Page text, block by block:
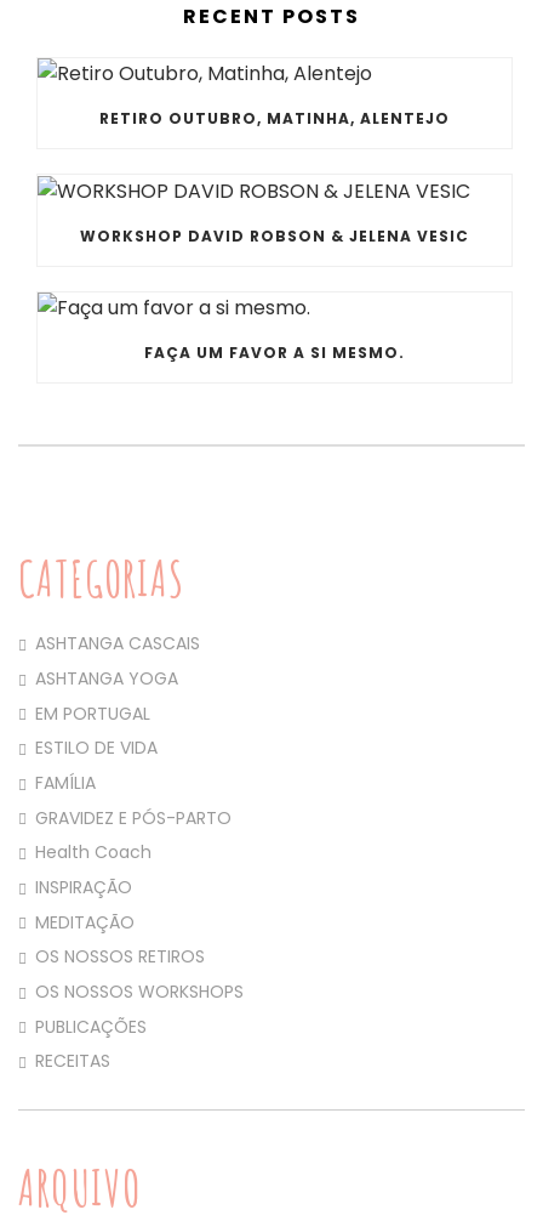
RECENT POSTS
RETIRO OUTUBRO, MATINHA, ALENTEJO
WORKSHOP DAVID ROBSON & JELENA VESIC
FAÇA UM FAVOR A SI MESMO.
CATEGORIAS
ASHTANGA CASCAIS
ASHTANGA YOGA
EM PORTUGAL
ESTILO DE VIDA
FAMÍLIA
GRAVIDEZ E PÓS-PARTO
Health Coach
INSPIRAÇÃO
MEDITAÇÃO
OS NOSSOS RETIROS
OS NOSSOS WORKSHOPS
PUBLICAÇÕES
RECEITAS
ARQUIVO